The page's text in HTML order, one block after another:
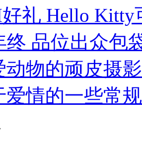
礼 Hello Kitty
终 品位出众包
动物的顽皮摄
爱情的一些常